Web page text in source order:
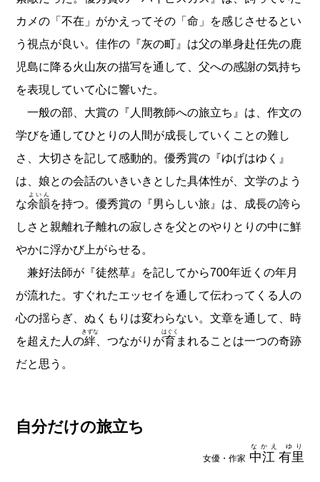
カメの「不在」がかえってその「命」を感じさせるとい
う視点が良い。佳作の『灰の町』は父の単身赴任先の鹿
児島に降る火山灰の描写を通して、父への感謝の気持ち
を表現していて心に響いた。
一般の部、大賞の『人間教師への旅立ち』は、作文の
学びを通してひとりの人間が成長していくことの難し
さ、大切さを記して感動的。優秀賞の『ゆげはゆく』
は、娘との会話のいきいきとした具体性が、文学のよう
な余韻
よいん
を持つ。優秀賞の『男らしい旅』は、成長の誇ら
しさと親離れ子離れの寂しさを父とのやりとりの中に鮮
やかに浮かび上がらせる。
兼好法師が『徒然草』を記してから700年近くの年月
が流れた。すぐれたエッセイを通して伝わってくる人の
心の揺らぎ、ぬくもりは変わらない。文章を通して、時
を超えた人の絆
きずな
、つながりが育
はぐく
まれることは一つの奇跡
だと思う。
自分だけの旅立ち
女優・作家 中江 有里
なかえ ゆり